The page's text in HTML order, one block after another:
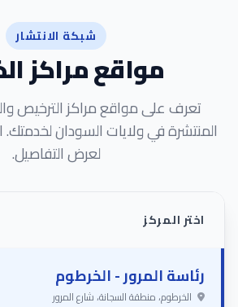
شبكة الانتشار
مواقع مراكز الخدمة
على مواقع مراكز الترخيص والخدمات
في ولايات السودان لخدمتك. اضغط
لعرض التفاصيل.
المركز
المرور - الخرطوم
منطقة السجانة، شارع المرور